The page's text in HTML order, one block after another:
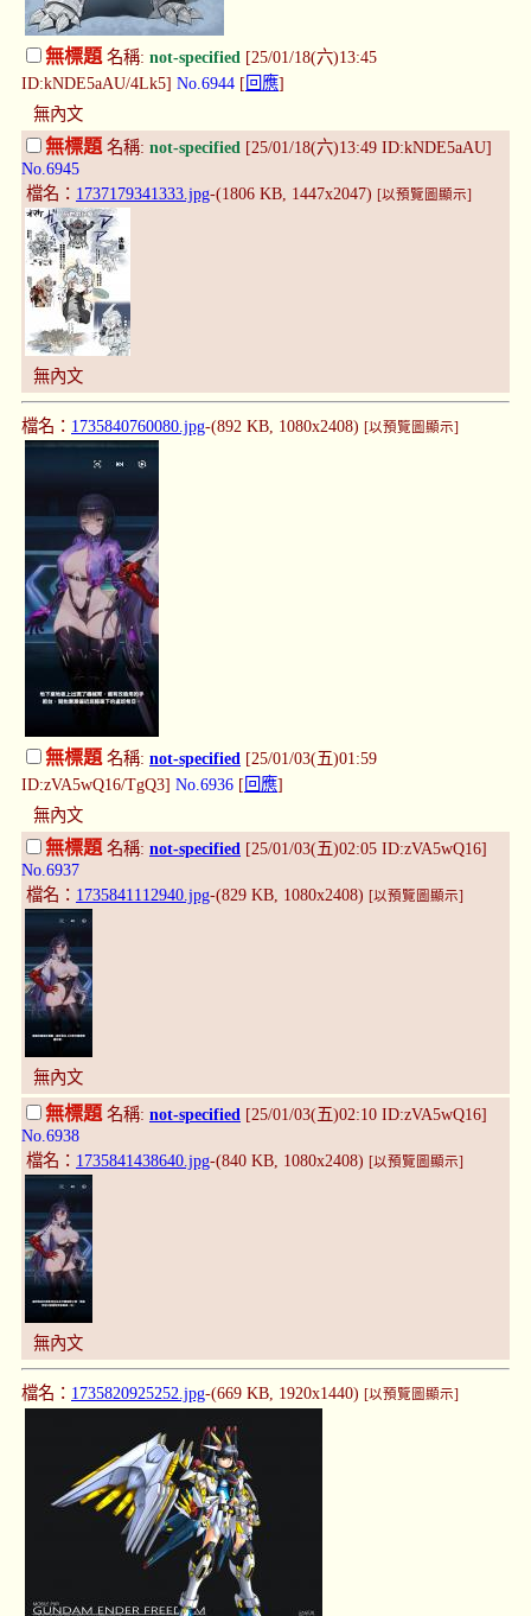
無標題名稱: not-specified [25/01/18(六)13:45
ID:kNDE5aAU/4Lk5] No.6944 [回應]
無內文
無標題 名稱: not-specified [25/01/18(六)13:49 ID:kNDE5aAU]
No.6945
檔名： 1737179341333.jpg-(1806 KB, 1447x2047) [以預覽圖顯示]
無內文
檔名： 1735840760080.jpg-(892 KB, 1080x2408) [以預覽圖顯示]
無標題名稱: not-specified [25/01/03(五)01:59
ID:zVA5wQ16/TgQ3] No.6936 [回應]
無內文
無標題 名稱: not-specified [25/01/03(五)02:05 ID:zVA5wQ16]
No.6937
檔名： 1735841112940.jpg-(829 KB, 1080x2408) [以預覽圖顯示]
無內文
無標題 名稱: not-specified [25/01/03(五)02:10 ID:zVA5wQ16]
No.6938
檔名： 1735841438640.jpg-(840 KB, 1080x2408) [以預覽圖顯示]
無內文
檔名： 1735820925252.jpg-(669 KB, 1920x1440) [以預覽圖顯示]